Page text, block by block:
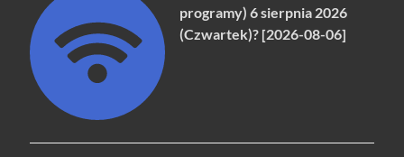
programy) 6 sierpnia 2026
(Czwartek)? [2026-08-06]